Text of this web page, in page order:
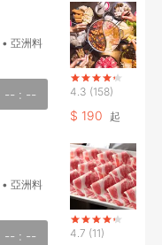
•亞洲料
-- : -- 4.3 (158)
$ 190 起
•亞洲料
-- : -- 4.7 (11)